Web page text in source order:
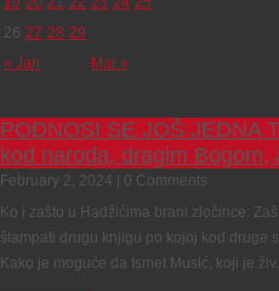
« Jan Mar »
26 27 28 29
PODNOSI SE JOŠ JEDNA
kod naroda, dragim Bogom,
February 2, 2024 | 0 Comments
Ko i zašto u Hadžićima brani zločince:
štampati drugu knjigu po kojoj kod
Kako je moguće da Ismet Musić, koji je